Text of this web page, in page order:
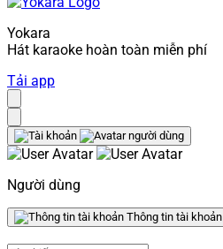
Yokara
Hát karaoke hoàn toàn miễn phí
Tải app
Người dùng
Thông tin tài khoản